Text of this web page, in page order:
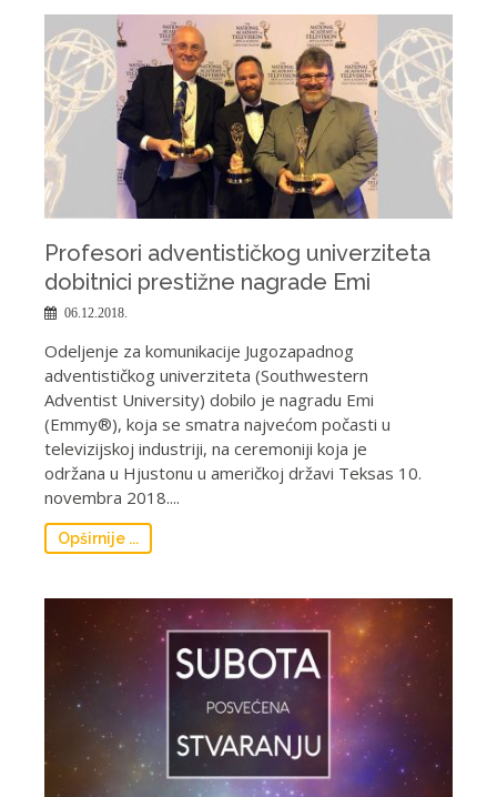
Profesori adventističkog univerziteta
dobitnici prestižne nagrade Emi
06.12.2018.
Odeljenje za komunikacije Jugozapadnog
adventističkog univerziteta (Southwestern
Adventist University) dobilo je nagradu Emi
(Emmy®), koja se smatra najvećom počasti u
televizijskoj industriji, na ceremoniji koja je
održana u Hjustonu u američkoj državi Teksas 10.
novembra 2018....
Opširnije ...